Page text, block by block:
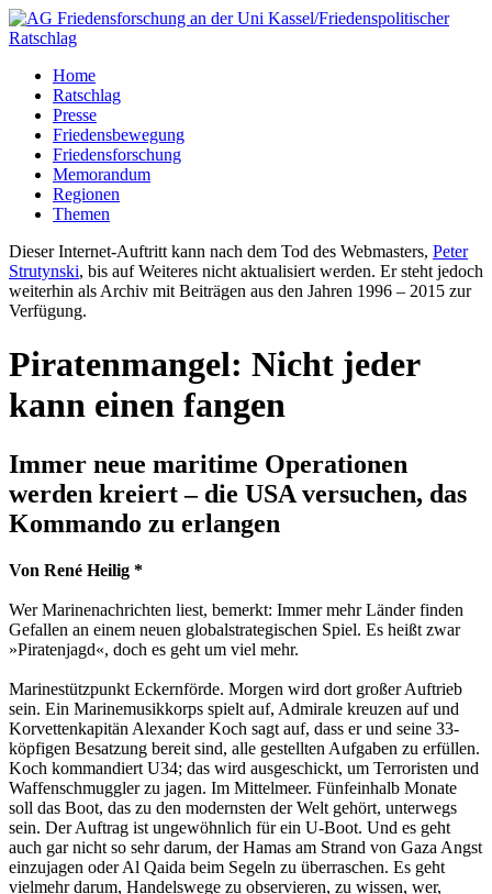
Home
Ratschlag
Presse
Friedensbewegung
Friedensforschung
Memorandum
Regionen
Themen
Dieser Internet-Auftritt kann nach dem Tod des Webmasters, Peter
Strutynski, bis auf Weiteres nicht aktualisiert werden. Er steht jedoch
weiterhin als Archiv mit Beiträgen aus den Jahren 1996 – 2015 zur
Verfügung.
Piratenmangel: Nicht jeder
kann einen fangen
Immer neue maritime Operationen
werden kreiert – die USA versuchen, das
Kommando zu erlangen
Von René Heilig *
Wer Marinenachrichten liest, bemerkt: Immer mehr Länder finden
Gefallen an einem neuen globalstrategischen Spiel. Es heißt zwar
»Piratenjagd«, doch es geht um viel mehr.
Marinestützpunkt Eckernförde. Morgen wird dort großer Auftrieb
sein. Ein Marinemusikkorps spielt auf, Admirale kreuzen auf und
Korvettenkapitän Alexander Koch sagt auf, dass er und seine 33-
köpfigen Besatzung bereit sind, alle gestellten Aufgaben zu erfüllen.
Koch kommandiert U34; das wird ausgeschickt, um Terroristen und
Waffenschmuggler zu jagen. Im Mittelmeer. Fünfeinhalb Monate
soll das Boot, das zu den modernsten der Welt gehört, unterwegs
sein. Der Auftrag ist ungewöhnlich für ein U-Boot. Und es geht
auch gar nicht so sehr darum, der Hamas am Strand von Gaza Angst
einzujagen oder Al Qaida beim Segeln zu überraschen. Es geht
vielmehr darum, Handelswege zu observieren, zu wissen, wer,